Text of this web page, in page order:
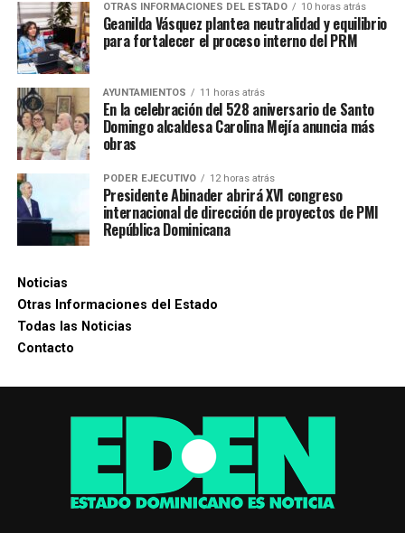
OTRAS INFORMACIONES DEL ESTADO 10 horas atrás
Geanilda Vásquez plantea neutralidad y equilibrio
para fortalecer el proceso interno del PRM
AYUNTAMIENTOS 11 horas atrás
En la celebración del 528 aniversario de Santo
Domingo alcaldesa Carolina Mejía anuncia más
obras
PODER EJECUTIVO 12 horas atrás
Presidente Abinader abrirá XVI congreso
internacional de dirección de proyectos de PMI
República Dominicana
Noticias
Otras Informaciones del Estado
Todas las Noticias
Contacto